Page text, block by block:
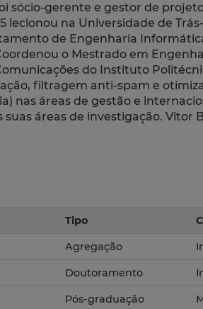
sócio-gerente e gestor de
lecionou na Universidade de
de Engenharia
o Mestrado em
do Instituto
filtragem anti-spam e
nas áreas de gestão e
áreas de investigação.
Tipo
Agregação
Doutoramento
Pós-graduação